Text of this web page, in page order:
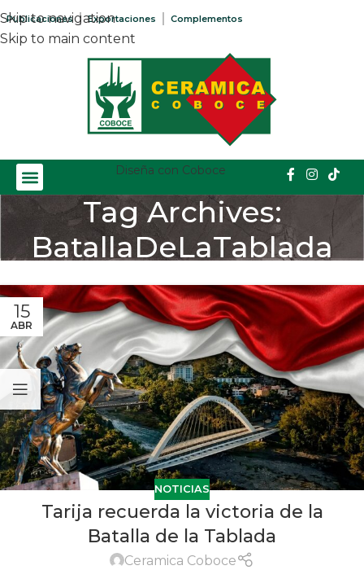
Skip to navigation
Skip to main content
Publicaciones Exportaciones Complementos
Diseña con Coboce
Tag Archives:
BatallaDeLaTablada
15
ABR
NOTICIAS
Tarija recuerda la victoria de la
Batalla de la Tablada
Ceramica Coboce